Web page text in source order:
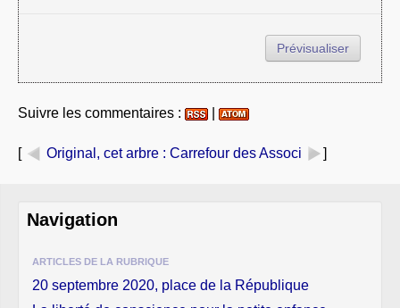
Suivre les commentaires :
[ Original, cet arbre : Carrefour des Associ ]
Navigation
ARTICLES DE LA RUBRIQUE
20 septembre 2020, place de la République